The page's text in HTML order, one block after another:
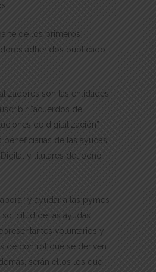
de los primeros
adheridos publicado
son las entidades
“acuerdos de
de digitalización”
beneficiarias de las ayudas
y titulares del bono
y ayudar a las pymes
de las ayudas
voluntarios y
de control que se deriven
serán ellos los que